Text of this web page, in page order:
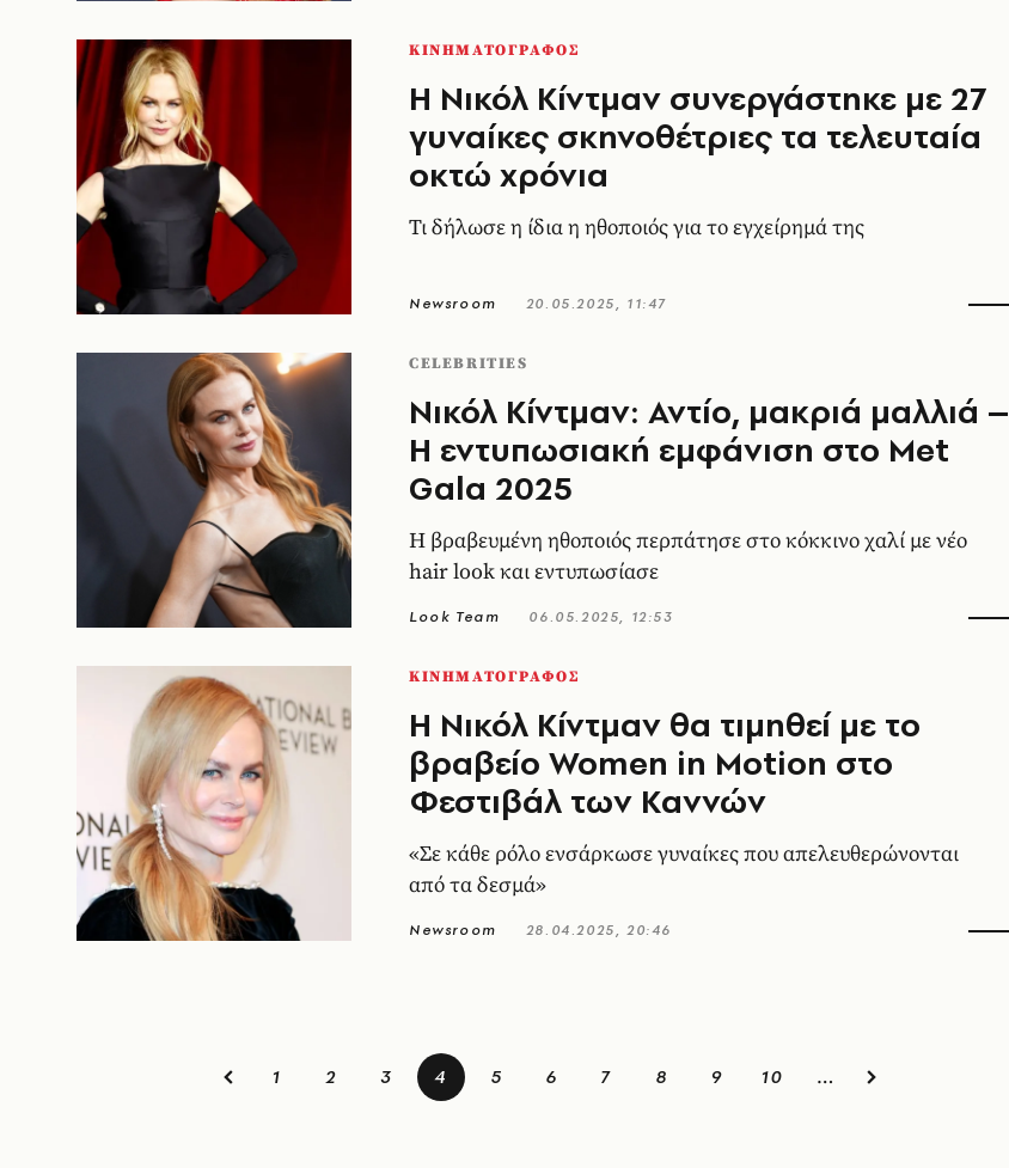
ΚΙΝΗΜΑΤΟΓΡΑΦΟΣ
Η Νικόλ Κίντμαν συνεργάστηκε με 27
γυναίκες σκηνοθέτριες τα τελευταία
οκτώ χρόνια
Τι δήλωσε η ίδια η ηθοποιός για το εγχείρημά της
Newsroom 20.05.2025, 11:47
CELEBRITIES
Νικόλ Κίντμαν: Αντίο, μακριά μαλλιά –
Η εντυπωσιακή εμφάνιση στο Met
Gala 2025
Η βραβευμένη ηθοποιός περπάτησε στο κόκκινο χαλί με νέο
hair look και εντυπωσίασε
Look Team 06.05.2025, 12:53
ΚΙΝΗΜΑΤΟΓΡΑΦΟΣ
Η Νικόλ Κίντμαν θα τιμηθεί με το
βραβείο Women in Motion στο
Φεστιβάλ των Καννών
«Σε κάθε ρόλο ενσάρκωσε γυναίκες που απελευθερώνονται
από τα δεσμά»
Newsroom 28.04.2025, 20:46
1 2 3 4 5 6 7 8 9 10 …